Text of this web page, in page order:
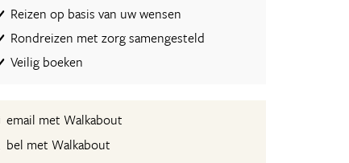
Reizen op basis van uw wensen
Rondreizen met zorg samengesteld
Veilig boeken
email met Walkabout
bel met Walkabout